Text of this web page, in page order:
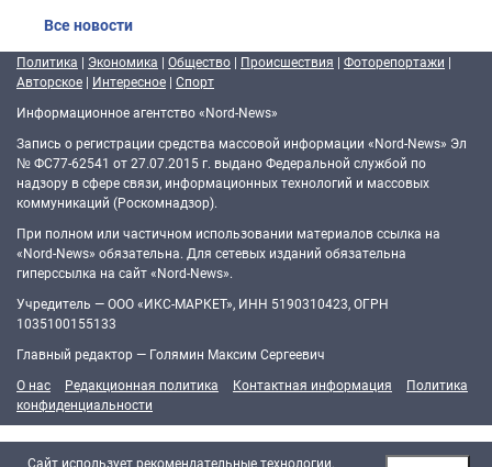
Все новости
Политика | Экономика | Общество | Происшествия | Фоторепортажи |
Авторское | Интересное | Спорт
Информационное агентство «Nord-News»
Запись о регистрации средства массовой информации «Nord-News» Эл
№ ФС77-62541 от 27.07.2015 г. выдано Федеральной службой по
надзору в сфере связи, информационных технологий и массовых
коммуникаций (Роскомнадзор).
При полном или частичном использовании материалов ссылка на
«Nord-News» обязательна. Для сетевых изданий обязательна
гиперссылка на сайт «Nord-News».
Учредитель — ООО «ИКС-МАРКЕТ», ИНН 5190310423, ОГРН
1035100155133
Главный редактор — Голямин Максим Сергеевич
О нас
Редакционная политика Контактная информация
Политика
конфиденциальности
Cайт использует рекомендательные технологии.